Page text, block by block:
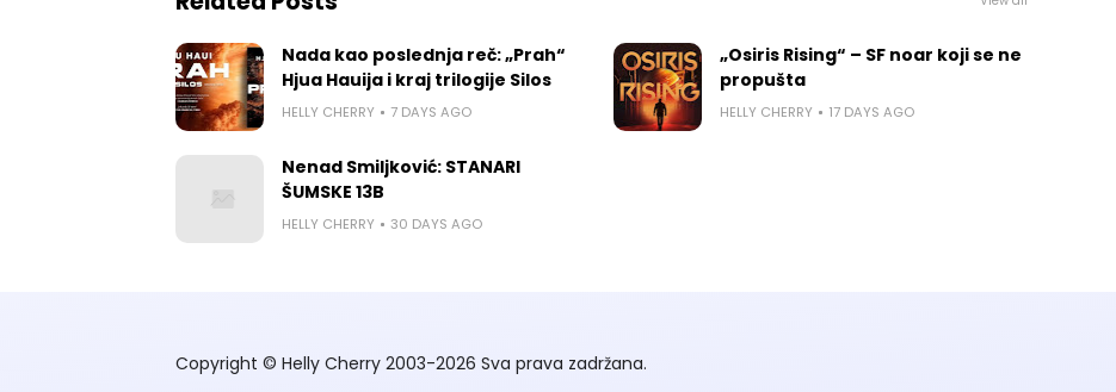
Nada kao poslednja reč: „Prah“
Hjua Hauija i kraj trilogije Silos
HELLY CHERRY 7 DAYS AGO
„Osiris Rising“ – SF noar koji se ne
propušta
HELLY CHERRY 17 DAYS AGO
Nenad Smiljković: STANARI
ŠUMSKE 13B
HELLY CHERRY 30 DAYS AGO
Copyright © Helly Cherry 2003-2026 Sva prava zadržana.